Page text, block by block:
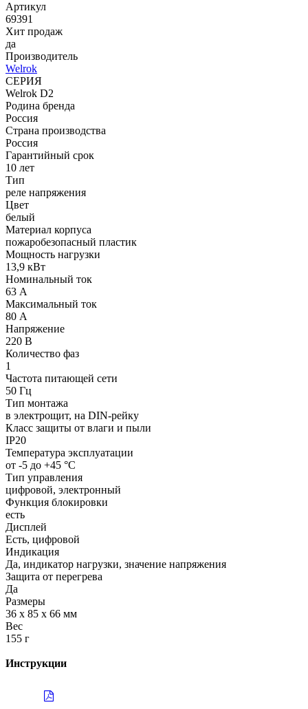
Артикул
69391
Хит продаж
да
Производитель
Welrok
СЕРИЯ
Welrok D2
Родина бренда
Россия
Страна производства
Россия
Гарантийный срок
10 лет
Тип
реле напряжения
Цвет
белый
Материал корпуса
пожаробезопасный пластик
Мощность нагрузки
13,9 кВт
Номинальный ток
63 А
Максимальный ток
80 А
Напряжение
220 В
Количество фаз
1
Частота питающей сети
50 Гц
Тип монтажа
в электрощит, на DIN-рейку
Класс защиты от влаги и пыли
IP20
Температура эксплуатации
от -5 до +45 °С
Тип управления
цифровой, электронный
Функция блокировки
есть
Дисплей
Есть, цифровой
Индикация
Да, индикатор нагрузки, значение напряжения
Защита от перегрева
Да
Размеры
36 х 85 х 66 мм
Вес
155 г
Инструкции